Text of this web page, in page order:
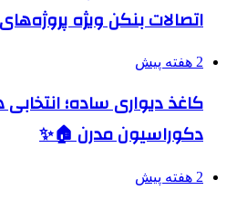
اتصالات بنکن ویژه
2 هفته پیش
کاغذ دیواری ساده؛
دکوراسیون مدرن 🏠✨
2 هفته پیش